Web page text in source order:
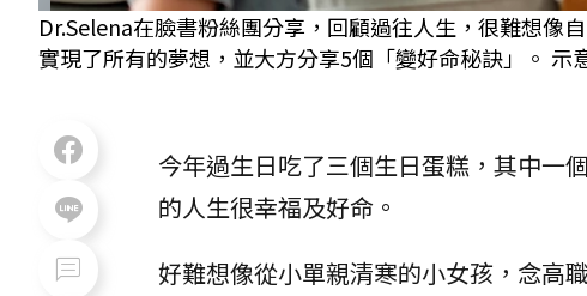
Dr.Selena在臉書粉絲團分享，回顧過往人生，很難想像
實現了所有的夢想，並大方分享5個「變好命秘訣」。
今年過生日吃了三個生日蛋糕，其中一
的人生很幸福及好命。
好難想像從小單親清寒的小女孩，念高